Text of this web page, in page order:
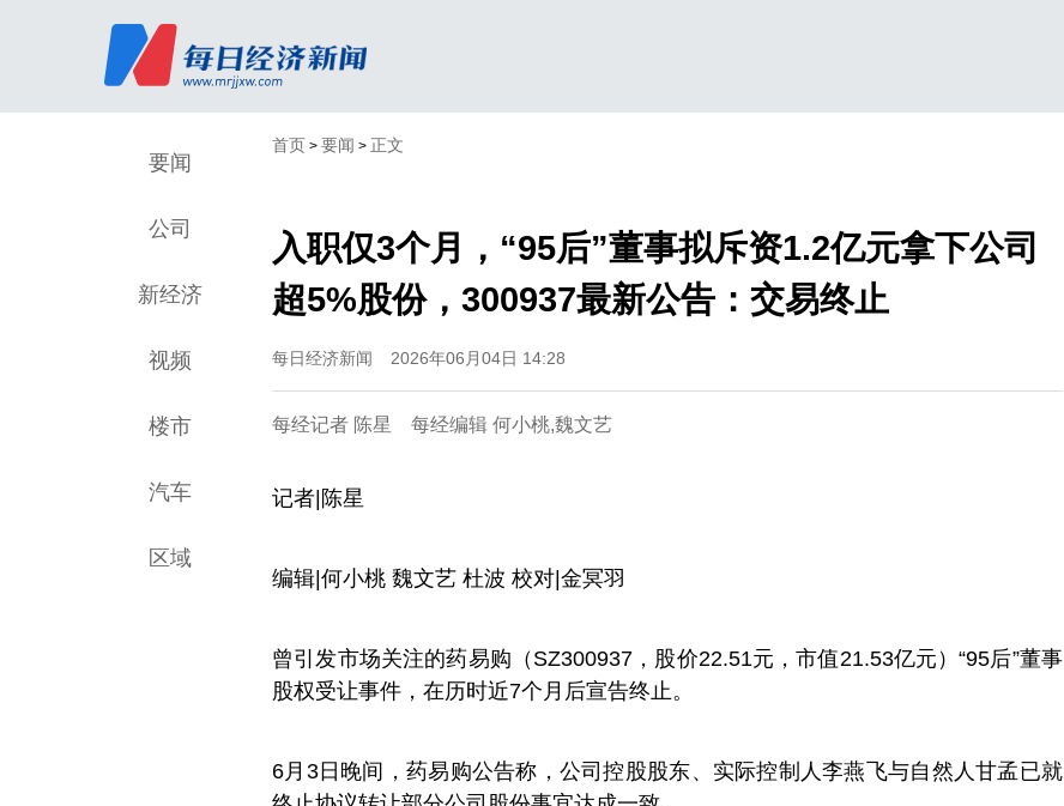
要闻
公司
新经济
视频
楼市
汽车
区域
首页 > 要闻 > 正文
入职仅3个月，“95后”董事拟斥资1.2亿元拿下公司
超5%股份，300937最新公告：交易终止
每日经济新闻 2026年06月04日 14:28
每经记者 陈星 每经编辑 何小桃,魏文艺
记者| 陈星
编辑| 何小桃 魏文艺 杜波 校对| 金冥羽
曾引发市场关注的药易购（SZ300937，股价22.51元，市值21.53亿元）“95后”董事
股权受让事件，在历时近7个月后宣告终止。
6月3日晚间，药易购公告称，公司控股股东、实际控制人李燕飞与自然人甘孟已就